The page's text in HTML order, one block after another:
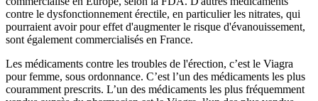
contre le dysfonctionnement érectile, en particulier les nitrates, qui
pourraient avoir pour effet d'augmenter le risque d'évanouissement,
sont également commercialisés en France.
Les médicaments contre les troubles de l'érection, c’est le Viagra
pour femme, sous ordonnance. C’est l’un des médicaments les plus
couramment prescrits. L’un des médicaments les plus fréquemment